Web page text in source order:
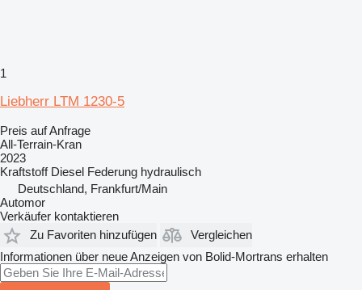
1
Liebherr LTM 1230-5
Preis auf Anfrage
All-Terrain-Kran
2023
Kraftstoff Diesel Federung hydraulisch
Deutschland, Frankfurt/Main
Automor
Verkäufer kontaktieren
Zu Favoriten hinzufügen
Vergleichen
Informationen über neue Anzeigen von Bolid-Mortrans erhalten